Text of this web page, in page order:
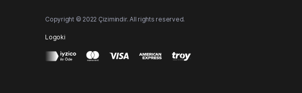
Copyright © 2022 Çizimindir. All rights reserved.
Logoki